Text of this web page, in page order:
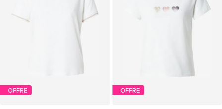
OFFRE OFFRE